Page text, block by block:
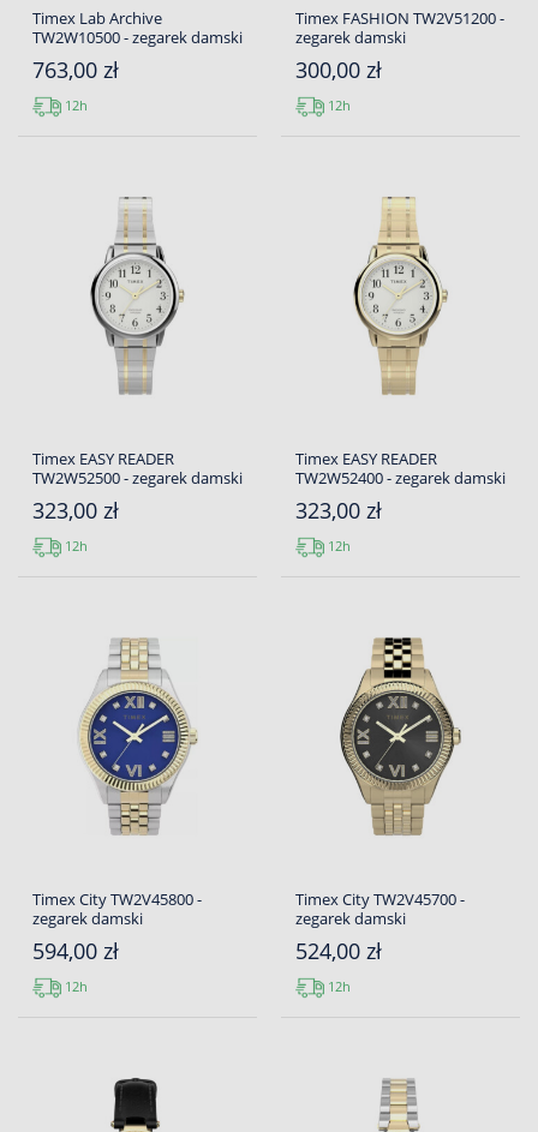
Timex Lab Archive
TW2W10500 - zegarek damski
763,00 zł
12h
Timex FASHION TW2V51200 -
zegarek damski
300,00 zł
12h
Timex EASY READER
TW2W52500 - zegarek damski
323,00 zł
12h
Timex EASY READER
TW2W52400 - zegarek damski
323,00 zł
12h
Timex City TW2V45800 -
zegarek damski
594,00 zł
12h
Timex City TW2V45700 -
zegarek damski
524,00 zł
12h